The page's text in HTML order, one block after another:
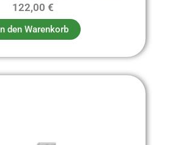
122,00 €
In den Warenkorb